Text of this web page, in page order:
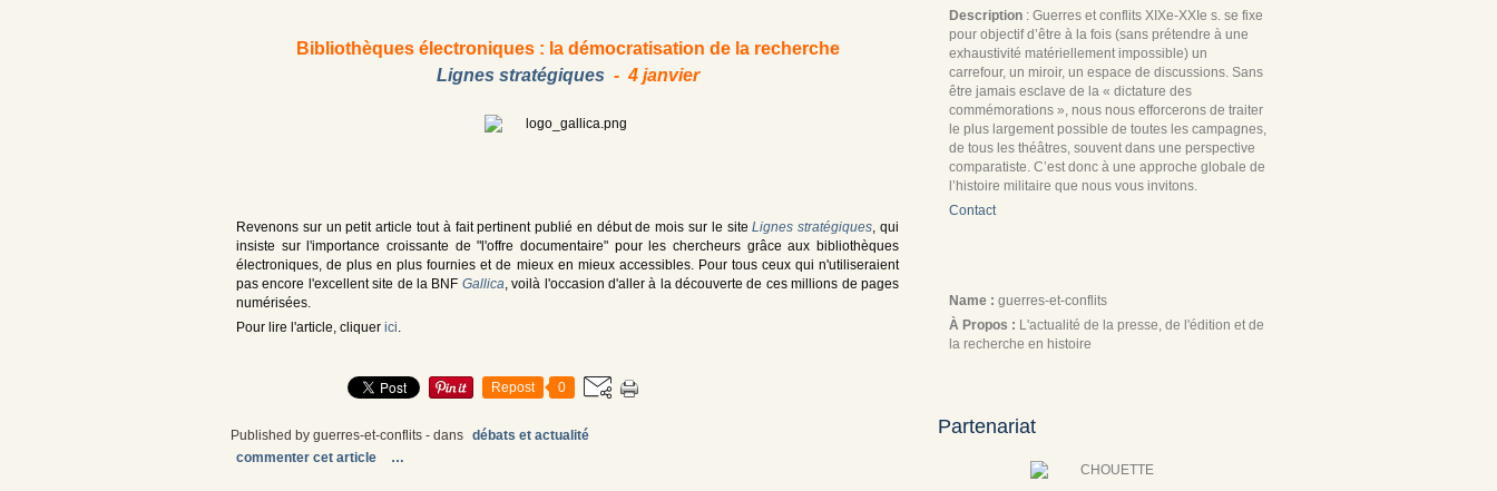
Bibliothèques électroniques : la démocratisation de la recherche
Lignes stratégiques - 4 janvier
Revenons sur un petit article tout à fait pertinent publié en début de mois sur le siteLignes stratégiques, qui
insiste sur l'importance croissante de "l'offre documentaire" pour les chercheurs grâce aux bibliothèques
électroniques, de plus en plus fournies et de mieux en mieux accessibles. Pour tous ceux qui n'utiliseraient
pas encore l'excellent site de la BNF Gallica, voilà l'occasion d'aller à la découverte de ces millions de pages
numérisées.
Pour lire l'article, cliquer ici.
Repost 0
Published by guerres-et-conflits - dans débats et actualité
commenter cet article
…
Description : Guerres et conflits XIXe-XXIe s. se fixe
pour objectif d’être à la fois (sans prétendre à une
exhaustivité matériellement impossible) un
carrefour, un miroir, un espace de discussions. Sans
être jamais esclave de la « dictature des
commémorations », nous nous efforcerons de traiter
le plus largement possible de toutes les campagnes,
de tous les théâtres, souvent dans une perspective
comparatiste. C’est donc à une approche globale de
l’histoire militaire que nous vous invitons.
Contact
Name : guerres-et-conflits
À Propos : L'actualité de la presse, de l'édition et de
la recherche en histoire
Partenariat